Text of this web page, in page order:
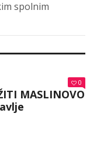
spolnim
0
MASLINOVO